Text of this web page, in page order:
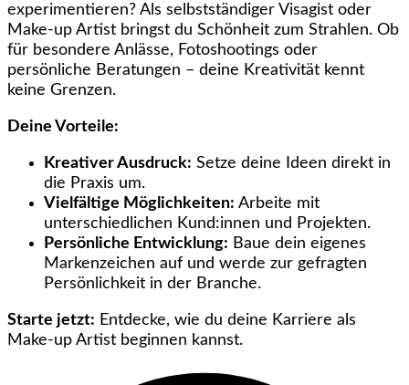
experimentieren? Als selbstständiger Visagist oder
Make-up Artist bringst du Schönheit zum Strahlen. Ob
für besondere Anlässe, Fotoshootings oder
persönliche Beratungen – deine Kreativität kennt
keine Grenzen.
Deine Vorteile:
Kreativer Ausdruck: Setze deine Ideen direkt in
die Praxis um.
Vielfältige Möglichkeiten: Arbeite mit
unterschiedlichen Kund:innen und Projekten.
Persönliche Entwicklung: Baue dein eigenes
Markenzeichen auf und werde zur gefragten
Persönlichkeit in der Branche.
Starte jetzt: Entdecke, wie du deine Karriere als
Make-up Artist beginnen kannst.